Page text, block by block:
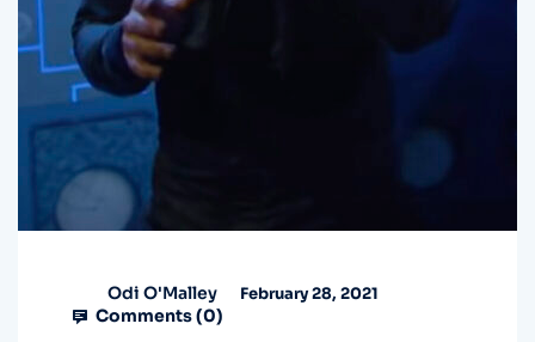
Odi O'Malley February 28, 2021
Comments (0)